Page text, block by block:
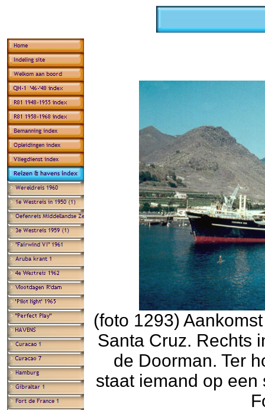
(foto 1293)
Santa Cruz. Rechts
de Doorman. Ter
staat iemand op een